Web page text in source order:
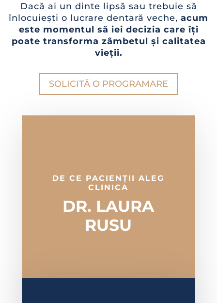
Dacă ai un dinte lipsă sau trebuie să
înlocuiești o lucrare dentară veche, acum
este momentul să iei decizia care îți
poate transforma zâmbetul și calitatea
vieții.
SOLICITĂ O PROGRAMARE
DE CE PACIENȚII ALEG
CLINICA
DR. LAURA
RUSU